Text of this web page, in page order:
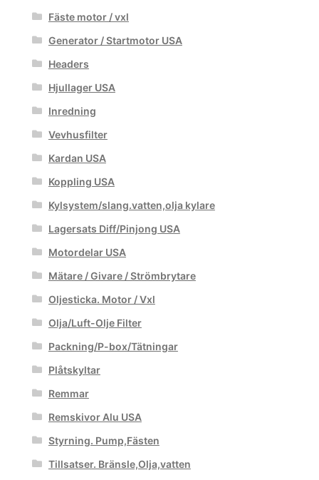
Fäste motor / vxl
Generator / Startmotor USA
Headers
Hjullager USA
Inredning
Vevhusfilter
Kardan USA
Koppling USA
Kylsystem/slang.vatten,olja kylare
Lagersats Diff/Pinjong USA
Motordelar USA
Mätare / Givare / Strömbrytare
Oljesticka. Motor / Vxl
Olja/Luft-Olje Filter
Packning/P-box/Tätningar
Plåtskyltar
Remmar
Remskivor Alu USA
Styrning. Pump,Fästen
Tillsatser. Bränsle,Olja,vatten